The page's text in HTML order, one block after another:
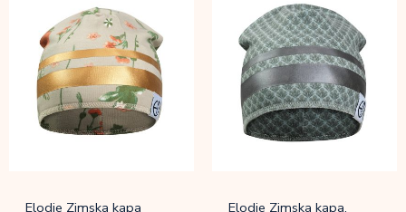
Elodie Zimska kapa
Elodie Zimska kapa,